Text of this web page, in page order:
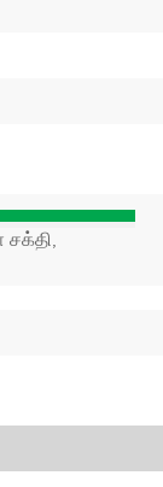
சக்தி,